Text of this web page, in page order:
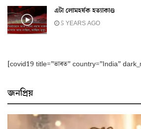
এটা লোমহৰ্ষক হত্যাকাণ্ড
5 YEARS AGO
[covid19 title=”ভাৰত” country=”India”
জনপ্ৰিয়